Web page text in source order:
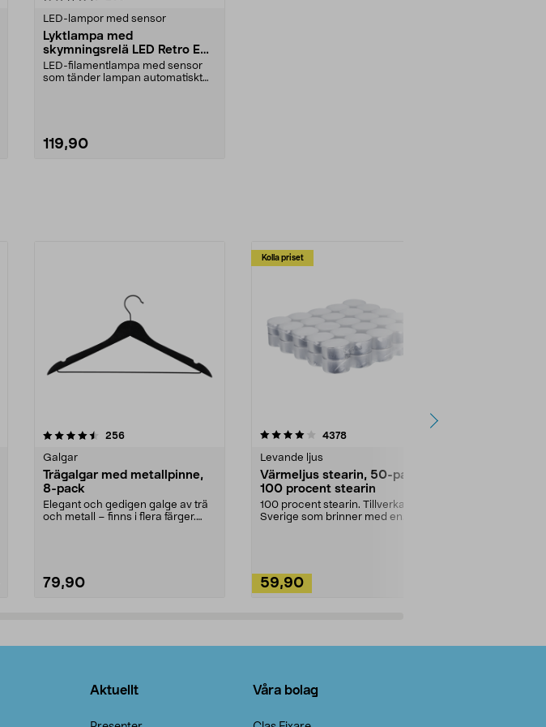
LED-lampor med sensor
Lyktlampa med
skymningsrelä LED Retro E27,
Northlight
LED-filamentlampa med sensor
som tänder lampan automatiskt
119,90
256recensioner
Galgar
Trägalgar med metallpinne,
8-pack
Elegant och gedigen galge av trä
och metall – finns i flera färger.
79,90
Kolla priset
4.0av 5 stjärnor 4378recensioner
Levande ljus
Värmeljus stearin, 50-pack,
100 procent stearin
100 procent stearin. Tillverkade i
Sverige som brinner med en
59,90
4.5av 5 stjärnor
Aktuellt Våra bolag